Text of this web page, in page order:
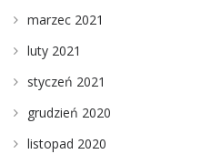
marzec 2021
luty 2021
styczeń 2021
grudzień 2020
listopad 2020